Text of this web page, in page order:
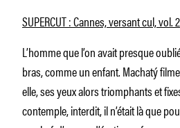
SUPERCUT : Cannes, versant cul, vol. 2
L’homme que l’on avait presque
bras, comme un enfant. Machatý
elle, ses yeux alors triomphants et
contemple, interdit, il n’était là que